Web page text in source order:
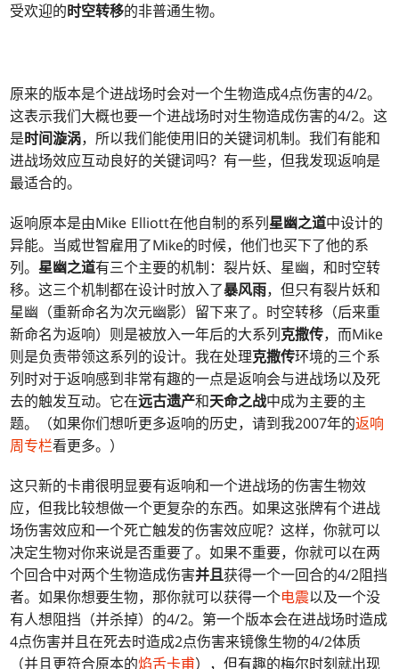
受欢迎的时空转移的非普通生物。
原来的版本是个进战场时会对一个生物造成4点伤害的4/2。
这表示我们大概也要一个进战场时对生物造成伤害的4/2。这
是时间漩涡，所以我们能使用旧的关键词机制。我们有能和
进战场效应互动良好的关键词吗？有一些，但我发现返响是
最适合的。
返响原本是由Mike Elliott在他自制的系列星幽之道中设计的
异能。当威世智雇用了Mike的时候，他们也买下了他的系
列。星幽之道有三个主要的机制：裂片妖、星幽，和时空转
移。这三个机制都在设计时放入了暴风雨，但只有裂片妖和
星幽（重新命名为次元幽影）留下来了。时空转移（后来重
新命名为返响）则是被放入一年后的大系列克撒传，而Mike
则是负责带领这系列的设计。我在处理克撒传环境的三个系
列时对于返响感到非常有趣的一点是返响会与进战场以及死
去的触发互动。它在远古遗产和天命之战中成为主要的主
题。（如果你们想听更多返响的历史，请到我2007年的返响
周专栏看更多。）
这只新的卡甫很明显要有返响和一个进战场的伤害生物效
应，但我比较想做一个更复杂的东西。如果这张牌有个进战
场伤害效应和一个死亡触发的伤害效应呢？这样，你就可以
决定生物对你来说是否重要了。如果不重要，你就可以在两
个回合中对两个生物造成伤害并且获得一个一回合的4/2阻挡
者。如果你想要生物，那你就可以获得一个电震以及一个没
有人想阻挡（并杀掉）的4/2。第一个版本会在进战场时造成
4点伤害并且在死去时造成2点伤害来镜像生物的4/2体质
（并且更符合原本的焰舌卡甫），但有趣的梅尔时刻就出现